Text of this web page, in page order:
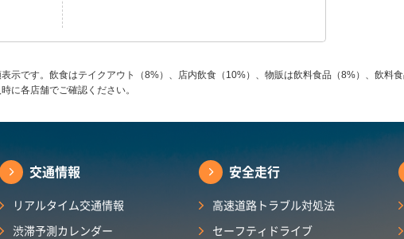
示です。飲食はテイクアウト（8%）、店内飲食（10%）、物販は飲料食品（8%）、飲料
に各店舗でご確認ください。
交通情報
リアルタイム交通情報
渋滞予測カレンダー
安全走行
高速道路トラブル対処法
セーフティドライブ